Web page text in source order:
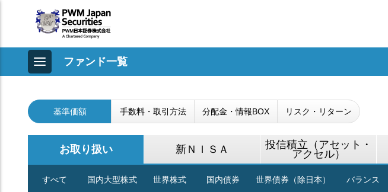
ファンド一覧
基準価額 手数料・取引方法 分配金・情報BOX リスク・リターン
お取り扱い 新ＮＩＳＡ
投信積立（アセット・
アクセル）
すべて 国内大型株式 世界株式 国内債券 世界債券（除日本） バランス